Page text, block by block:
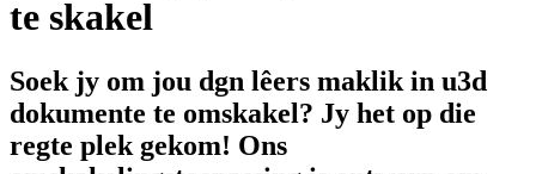
te skakel
Soek jy om jou dgn lêers maklik in u3d
dokumente te omskakel? Jy het op die
regte plek gekom! Ons